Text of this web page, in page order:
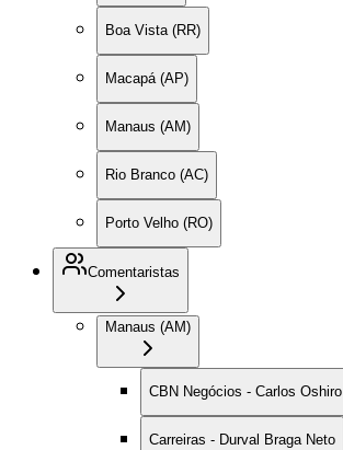
Boa Vista (RR)
Macapá (AP)
Manaus (AM)
Rio Branco (AC)
Porto Velho (RO)
Comentaristas
Manaus (AM)
CBN Negócios - Carlos Oshiro
Carreiras - Durval Braga Neto